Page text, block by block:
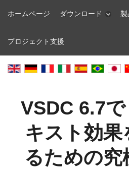
ホームページ ダウンロード 製
プロジェクト支援
VSDC 6.7
キスト効果
るための究